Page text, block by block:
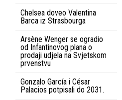
Chelsea doveo Valentina
Barca iz Strasbourga
Arsène Wenger se ogradio
od Infantinovog plana o
prodaji udjela na Svjetskom
prvenstvu
Gonzalo García i César
Palacios potpisali do 2031.